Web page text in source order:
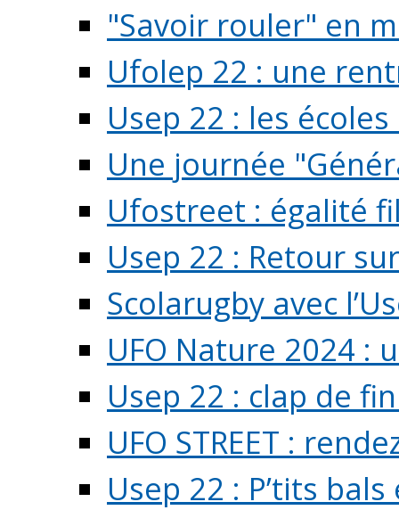
"Savoir rouler" en
Ufolep 22 : une
Usep 22 : les
Une journée
Ufostreet : égalité
Usep 22 : Retour
Scolarugby avec
UFO Nature 2024 :
Usep 22 : clap de
UFO STREET :
Usep 22 : P’tits